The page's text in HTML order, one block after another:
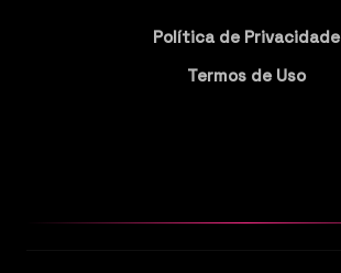
Política de Privacidade
Termos de Uso